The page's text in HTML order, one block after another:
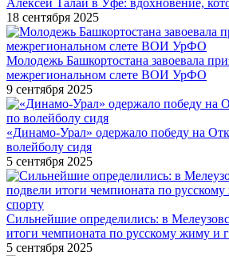
Алексей Талай в Уфе: вдохновение,
18 сентября 2025
Молодежь Башкортостана завоевала
межрегиональном слете ВОИ УрФО
9 сентября 2025
«Динамо-Урал» одержало победу на
волейболу сидя
5 сентября 2025
Сильнейшие определились: в
итоги чемпионата по русскому жиму и
5 сентября 2025